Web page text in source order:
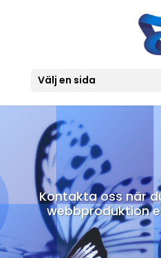
Välj en sida
Kontakta oss när
webbproduktion